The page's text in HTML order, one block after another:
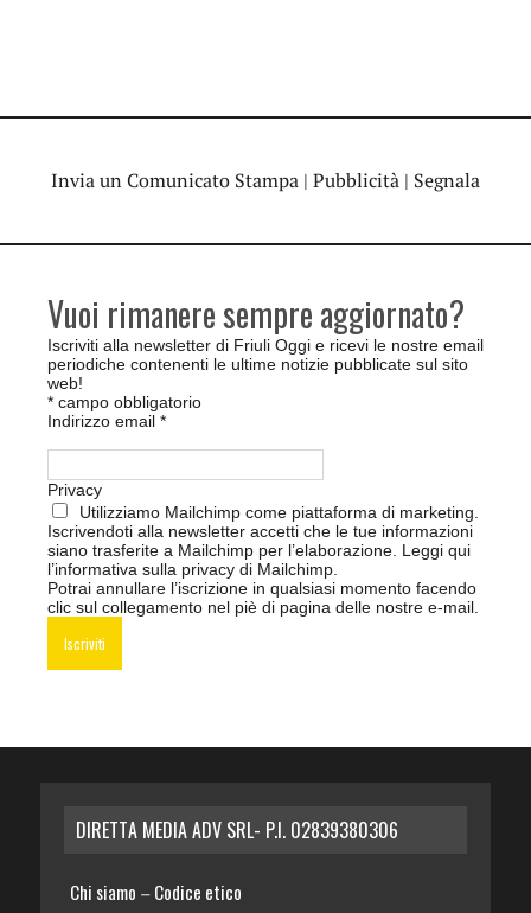
Invia un Comunicato Stampa | Pubblicità | Segnala
Vuoi rimanere sempre aggiornato?
Iscriviti alla newsletter di Friuli Oggi e ricevi le nostre email
periodiche contenenti le ultime notizie pubblicate sul sito
web!
* campo obbligatorio
Indirizzo email *
Privacy
Utilizziamo Mailchimp come piattaforma di marketing.
Iscrivendoti alla newsletter accetti che le tue informazioni
siano trasferite a Mailchimp per l’elaborazione. Leggi qui
l’informativa sulla privacy di Mailchimp
Potrai annullare l’iscrizione in qualsiasi momento facendo
clic sul collegamento nel piè di pagina delle nostre e-mail.
DIRETTA MEDIA ADV SRL- P.I. 02839380306
Chi siamo – Codice etico